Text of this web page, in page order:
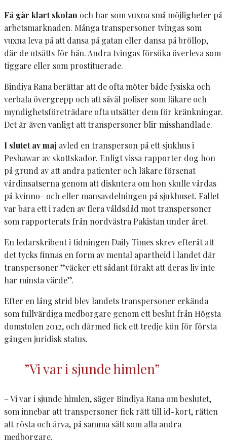
Få går klart skolan och har som vuxna små möjligheter på
arbetsmarknaden. Många transpersoner tvingas som
vuxna leva på att dansa på gatan eller dansa på bröllop,
där de utsätts för hån. Andra tvingas försöka överleva som
tiggare eller som prostituerade.
Bindiya Rana berättar att de ofta möter både fysiska och
verbala övergrepp och att såväl poliser som läkare och
myndighetsföreträdare ofta utsätter dem för kränkningar.
Det är även vanligt att transpersoner blir misshandlade.
I slutet av maj avled en transperson på ett sjukhus i
Peshawar av skottskador. Enligt vissa rapporter dog hon
på grund av att andra patienter och läkare försenat
vårdinsatserna genom att diskutera om hon skulle vårdas
på kvinno- och eller mansavdelningen på sjukhuset. Fallet
var bara ett i raden av flera våldsdåd mot transpersoner
som rapporterats från nordvästra Pakistan under året.
En ledarskribent i tidningen Daily Times skrev efteråt att
det tycks finnas en form av mental apartheid i landet där
transpersoner ”väcker ett sådant förakt att deras liv inte
har minsta värde”.
Efter en lång strid blev landets transpersoner erkända
som fullvärdiga medborgare genom ett beslut från Högsta
domstolen 2012, och därmed fick ett tredje kön för första
gången juridisk status.
”Vi var i sjunde himlen”
– Vi var i sjunde himlen, säger Bindiya Rana om beslutet,
som innebar att transpersoner fick rätt till id-kort, rätten
att rösta och ärva, på samma sätt som alla andra
medborgare.